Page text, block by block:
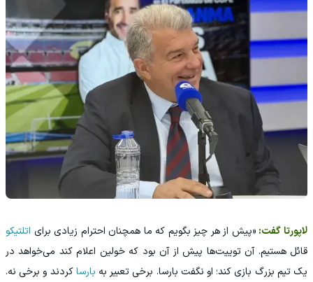
لاپورتا گفت: «پیش از هر چیز بگویم که ما همچنان احترام زیادی برای اتلتیکو
قائل هستیم. آن توییت‌ها پیش از آن بود که خولین اعلام کند می‌خواهد در
یک تیم بزرگ بازی کند؛ او نگفت بارسا. برخی تعبیر به بارساکردند و برخی نه.